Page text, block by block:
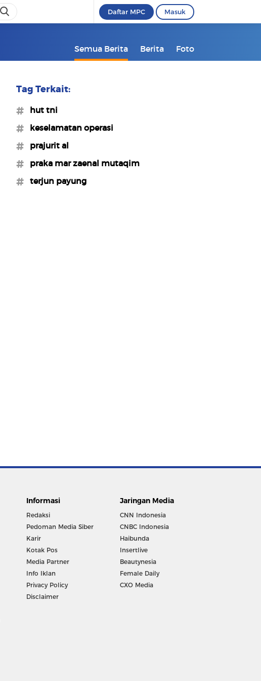
Daftar MPC Masuk
Semua Berita Berita Foto
Tag Terkait:
#hut tni
#keselamatan operasi
#prajurit al
#praka mar zaenal mutaqim
#terjun payung
Informasi
Redaksi
Pedoman Media Siber
Karir
Kotak Pos
Media Partner
Info Iklan
Privacy Policy
Disclaimer
Jaringan Media
CNN Indonesia
CNBC Indonesia
Haibunda
Insertlive
Beautynesia
Female Daily
CXO Media